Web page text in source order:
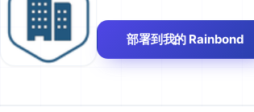
部署到我的 Rainbond